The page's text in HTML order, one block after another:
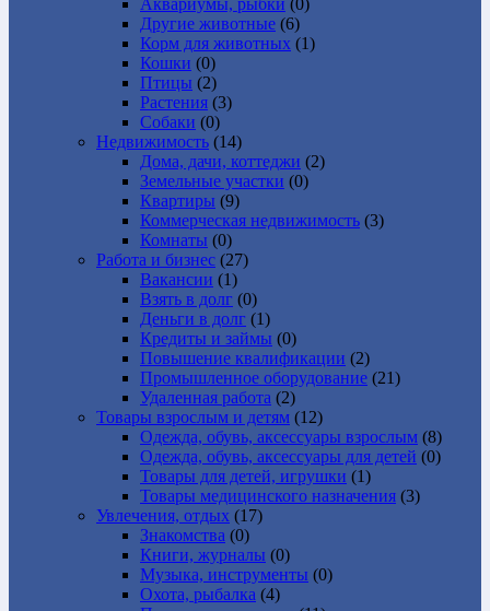
Аквариумы, рыбки (0)
Другие животные (6)
Корм для животных (1)
Кошки (0)
Птицы (2)
Растения (3)
Собаки (0)
Недвижимость (14)
Дома, дачи, коттеджи (2)
Земельные участки (0)
Квартиры (9)
Коммерческая недвижимость (3)
Комнаты (0)
Работа и бизнес (27)
Вакансии (1)
Взять в долг (0)
Деньги в долг (1)
Кредиты и займы (0)
Повышение квалификации (2)
Промышленное оборудование (21)
Удаленная работа (2)
Товары взрослым и детям (12)
Одежда, обувь, аксессуары взрослым (8)
Одежда, обувь, аксессуары для детей (0)
Товары для детей, игрушки (1)
Товары медицинского назначения (3)
Увлечения, отдых (17)
Знакомства (0)
Книги, журналы (0)
Музыка, инструменты (0)
Охота, рыбалка (4)